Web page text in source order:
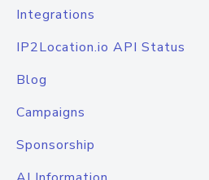
Integrations
IP2Location.io API Status
Blog
Campaigns
Sponsorship